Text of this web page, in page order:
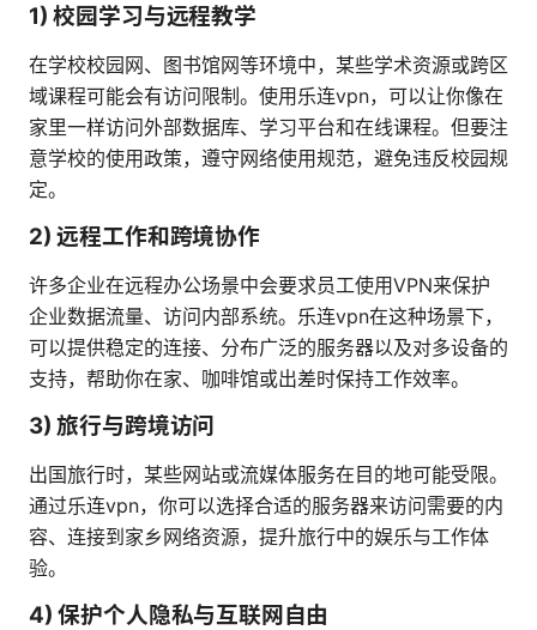
1) 校园学习与远程教学
在学校校园网、图书馆网等环境中，某些学术资源或跨区
域课程可能会有访问限制。使用乐连vpn，可以让你像在
家里一样访问外部数据库、学习平台和在线课程。但要注
意学校的使用政策，遵守网络使用规范，避免违反校园规
定。
2) 远程工作和跨境协作
许多企业在远程办公场景中会要求员工使用VPN来保护
企业数据流量、访问内部系统。乐连vpn在这种场景下，
可以提供稳定的连接、分布广泛的服务器以及对多设备的
支持，帮助你在家、咖啡馆或出差时保持工作效率。
3) 旅行与跨境访问
出国旅行时，某些网站或流媒体服务在目的地可能受限。
通过乐连vpn，你可以选择合适的服务器来访问需要的内
容、连接到家乡网络资源，提升旅行中的娱乐与工作体
验。
4) 保护个人隐私与互联网自由